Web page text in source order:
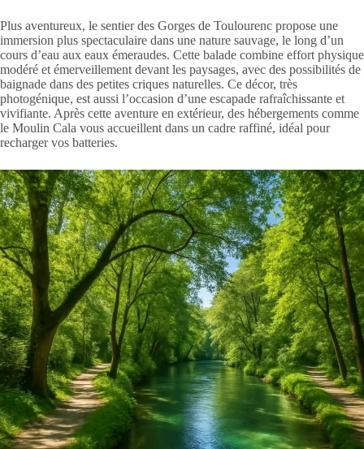
Plus aventureux, le sentier des Gorges de Toulourenc propose une
immersion plus spectaculaire dans une nature sauvage, le long d’un
cours d’eau aux eaux émeraudes. Cette balade combine effort physique
modéré et émerveillement devant les paysages, avec des possibilités de
baignade dans des petites criques naturelles. Ce décor, très
photogénique, est aussi l’occasion d’une escapade rafraîchissante et
vivifiante. Après cette aventure en extérieur, des hébergements comme
le Moulin Cala vous accueillent dans un cadre raffiné, idéal pour
recharger vos batteries.